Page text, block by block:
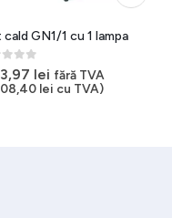
cald GN1/1 cu 1 lampa
of 5 lei fără TVA
lei cu TVA)